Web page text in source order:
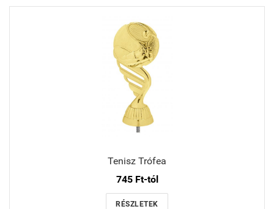
Tenisz Trófea
745 Ft-tól
RÉSZLETEK